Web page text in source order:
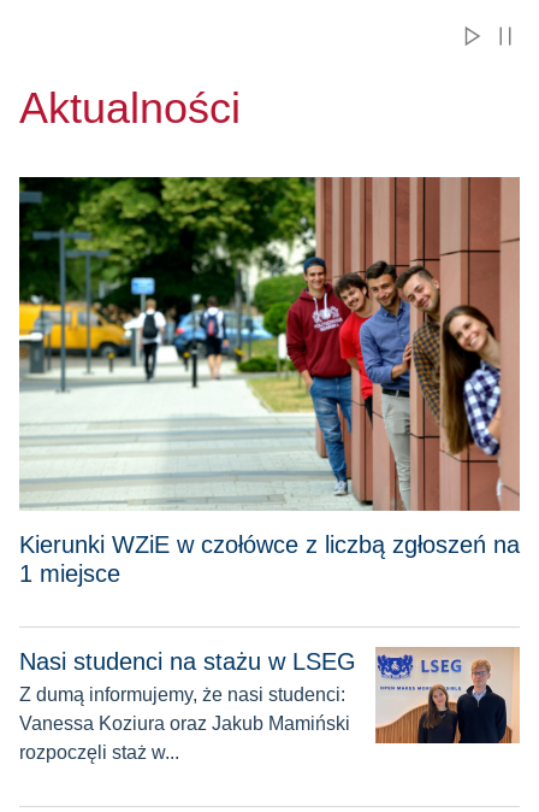
Aktualności
Przejdź do Kierunki WZiE w czołówce z liczbą zgłoszeń na
Kierunki WZiE w czołówce z liczbą zgłoszeń na
1 miejsce
Nasi studenci na stażu w LSEG
Nasi studenci na stażu w LSEG
Z dumą informujemy, że nasi studenci:
Vanessa Koziura oraz Jakub Mamiński
rozpoczęli staż w...